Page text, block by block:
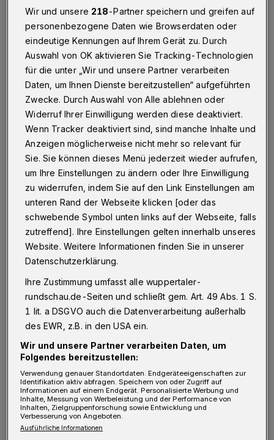
Wuppertal·"Eine prächtige Entwicklung" konstatiert
der Hotel-Experte Christian Schollen auf dem
Wuppertaler Hotelmarkt.
22.11.2015 , 14:30 Uhr Eine Minute Lesezeit
Von Hendrik Walder
S ein in Wuppertal ansässiges, bundesweit
tätiges Unternehmen trifft für die
Heimatstadt recht recht positive Vorhersagen:
"Man beginnt sich zunehmend von den
Messeveranstaltungen in Düsseldorf
abzunabeln und selbstständig Gäste
anzulocken ", sagt Schollen.
Während die Landeshauptstadt zuletzt eine
rückläufige Auslastung verzeichnete, hat das
bergische Oberzentrum im ersten Halbjahr
Wir und unsere 218-Partner speichern und greifen auf
personenbezogene Daten wie Browserdaten oder
eindeutige Kennungen auf Ihrem Gerät zu. Durch
Auswahl von OK aktivieren Sie Tracking-Technologien
für die unter „Wir und unsere Partner verarbeiten
Daten, um Ihnen Dienste bereitzustellen“ aufgeführten
Zwecke. Durch Auswahl von Alle ablehnen oder
Widerruf Ihrer Einwilligung werden diese deaktiviert.
Wenn Tracker deaktiviert sind, sind manche Inhalte und
Anzeigen möglicherweise nicht mehr so relevant für
Sie. Sie können dieses Menü jederzeit wieder aufrufen,
um Ihre Einstellungen zu ändern oder Ihre Einwilligung
zu widerrufen, indem Sie auf den Link Einstellungen am
unteren Rand der Webseite klicken [oder das
schwebende Symbol unten links auf der Webseite, falls
zutreffend]. Ihre Einstellungen gelten innerhalb unseres
Website. Weitere Informationen finden Sie in unserer
Datenschutzerklärung.
Ihre Zustimmung umfasst alle wuppertaler-
rundschau.de-Seiten und schließt gem. Art. 49 Abs. 1 S.
1 lit. a DSGVO auch die Datenverarbeitung außerhalb
des EWR, z.B. in den USA ein.
Wir und unsere Partner verarbeiten Daten, um
Folgendes bereitzustellen:
Verwendung genauer Standortdaten. Endgeräteeigenschaften zur
Identifikation aktiv abfragen. Speichern von oder Zugriff auf
Informationen auf einem Endgerät. Personalisierte Werbung und
Inhalte, Messung von Werbeleistung und der Performance von
Inhalten, Zielgruppenforschung sowie Entwicklung und
Verbesserung von Angeboten.
Ausführliche Informationen